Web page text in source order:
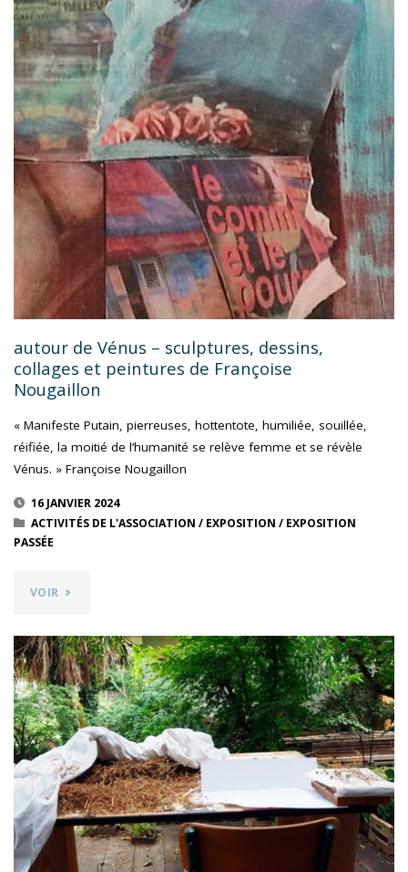
#2
–
INSTALLATION
TEXTILE
DE
CORINNE
BERTHÉAS"
autour de Vénus – sculptures, dessins,
collages et peintures de Françoise
Nougaillon
« Manifeste Putain, pierreuses, hottentote, humiliée, souillée,
réifiée, la moitié de l’humanité se relève femme et se révèle
Vénus. » Françoise Nougaillon
16 JANVIER 2024
ACTIVITÉS DE L'ASSOCIATION / EXPOSITION / EXPOSITION
PASSÉE
VOIR "AUTOUR
VÉNUS
–
SCULPTURES,
DESSINS,
COLLAGES